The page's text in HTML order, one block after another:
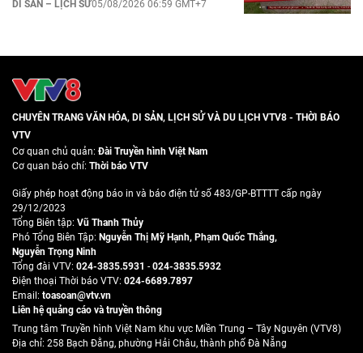
DI SẢN – LỊCH SỬ05/08/2026 06:59 GMT+7
CHUYÊN TRANG VĂN HÓA, DI SẢN, LỊCH SỬ VÀ DU LỊCH VTV8 - THỜI BÁO
VTV
Cơ quan chủ quản:Đài Truyền hình Việt Nam
Cơ quan báo chí: Thời báo VTV
Giấy phép hoạt động báo in và báo điện tử số 483/GP-BTTTT cấp ngày
29/12/2023
Tổng Biên tập: Vũ Thanh Thủy
Phó Tổng Biên Tập: Nguyễn Thị Mỹ Hạnh, Phạm Quốc Thắng,
Nguyễn Trọng Ninh
Tổng đài VTV: 024-3835.5931 - 024-3835.5932
Ðiện thoại Thời báo VTV: 024-6689.7897
Email: toasoan@vtv.vn
Liên hệ quảng cáo và truyền thông
Trung tâm Truyền hình Việt Nam khu vực Miền Trung – Tây Nguyên (VTV8)
Địa chỉ: 258 Bạch Đằng, phường Hải Châu, thành phố Đà Nẵng